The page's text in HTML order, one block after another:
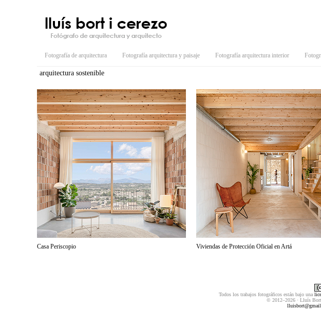
Fotografía de arquitectura Fotografía arquitectura y paisaje Fotografía arquitectura interior
arquitectura sostenible
Casa Periscopio Viviendas de Protección Oficial en Artá
Todos los trabajos fotográficos están bajo una
© 2012–2026 · Lluís